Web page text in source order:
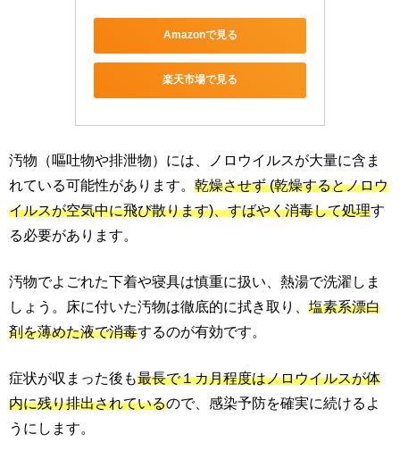
Amazonで見る
楽天市場で見る
汚物（嘔吐物や排泄物）には、ノロウイルスが大量に含ま
れている可能性があります。 乾燥させず (乾燥するとノロウ
イルスが空気中に飛び散ります)、すばやく消毒して処理す
る必要があります。
汚物でよごれた下着や寝具は慎重に扱い、熱湯で洗濯しま
しょう。床に付いた汚物は徹底的に拭き取り、 塩素系漂白
剤を薄めた液で消毒するのが有効です。
症状が収まった後も最長で１カ月程度はノロウイルスが体
内に残り排出されているので、感染予防を確実に続けるよ
うにします。